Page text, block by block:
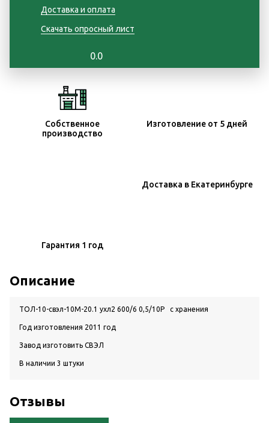
Доставка и оплата
Скачать опросный лист
0.0
Собственное
производство
Изготовление от 5 дней
Доставка в Екатеринбурге
Гарантия 1 год
Описание
ТОЛ-10-свэл-10М-20.1 ухл2 600/6 0,5/10Р с хранения
Год изготовления 2011 год
Завод изготовить СВЭЛ
В наличии 3 штуки
Отзывы